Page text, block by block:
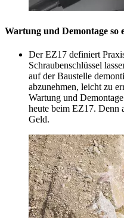
Wartung und Demontage so
Der EZ17 definiert
Schraubenschlüssel
auf der Baustelle
abzunehmen, leicht zu
Wartung und
heute beim EZ17. Denn
Geld.